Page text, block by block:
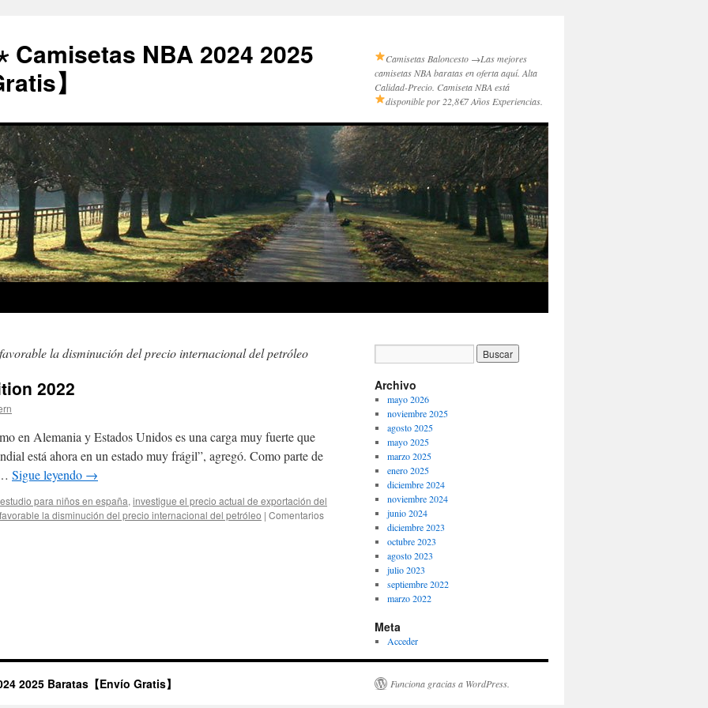
Camisetas NBA 2024 2025
】
Camisetas Baloncesto →Las mejores
camisetas NBA baratas en oferta aquí. Alta
Calidad-Precio. Camiseta NBA está
disponible por 22,8€7 Años Experiencias.
la disminución del precio internacional del petróleo
2022
en Alemania y Estados Unidos es una carga muy fuerte que
está ahora en un estado muy frágil”, agregó. Como parte de
Sigue leyendo →
estudio para niños en españa, investigue el precio actual de exportación del
la disminución del precio internacional del petróleo | Comentarios
Archivo
mayo 2026
noviembre 2025
agosto 2025
mayo 2025
marzo 2025
enero 2025
diciembre 2024
noviembre 2024
junio 2024
diciembre 2023
octubre 2023
agosto 2023
julio 2023
septiembre 2022
marzo 2022
Meta
Acceder
2025 Baratas【Envío Gratis】 Funciona gracias a WordPress.